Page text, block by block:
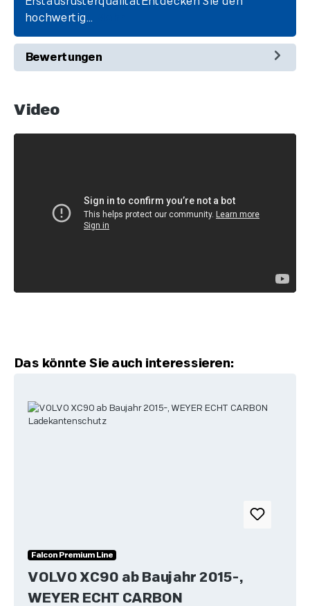
hochwertig…
Bewertungen
Video
Produktgalerie überspringen
Das könnte Sie auch interessieren:
Falcon Premium Line
VOLVO XC90 ab Baujahr 2015-,
WEYER ECHT CARBON